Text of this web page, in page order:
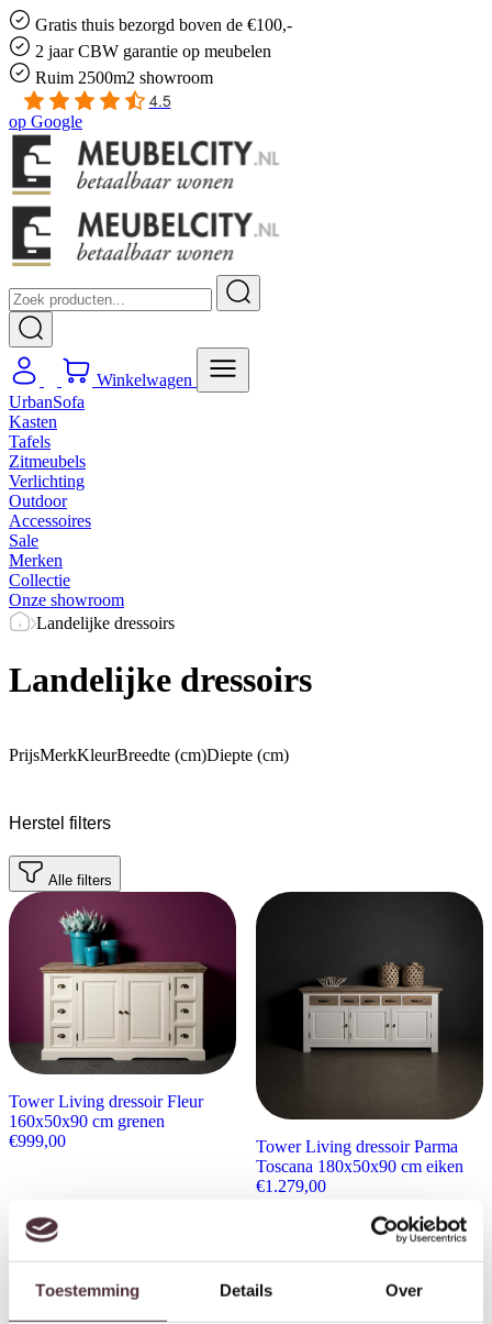
Toestemming Details Over
Gratis thuis bezorgd boven de €100,-
2 jaar CBW garantie op meubelen
Ruim 2500m2 showroom
4.5
op Google
Winkelwagen
UrbanSofa
Kasten
Tafels
Zitmeubels
Verlichting
Outdoor
Accessoires
Sale
Merken
Collectie
Onze showroom
Landelijke dressoirs
Landelijke dressoirs
PrijsMerkKleurBreedte (cm)Diepte (cm)
Herstel filters
Alle filters
Tower Living dressoir Fleur
160x50x90 cm grenen
€999,00
Tower Living dressoir Parma
Toscana 180x50x90 cm eiken
€1.279,00